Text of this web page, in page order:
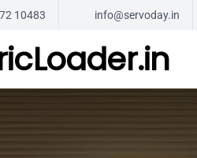
10483 info@servoday.in